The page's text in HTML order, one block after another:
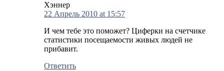
Хэннер
22 Апрель 2010 at 15:57
И чем тебе это поможет? Циферки на счетчике
статистики посещаемости живых людей не
прибавит.
Ответить